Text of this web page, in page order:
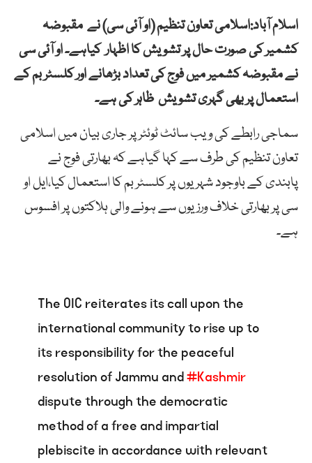
اسلام آباد:اسلامی تعاون تنظیم (او آئی سی) نے مقبوضہ
کشمیر کی صورت حال پر تشویش کا اظہار کیاہے۔ او آئی سی
نے مقبوضہ کشمیر میں فوج کی تعداد بڑھانے اور کلسٹر بم کے
استعمال پر بھی گہری تشویش ظاہر کی ہے۔
سماجی رابطے کی ویب سائٹ ٹوئٹر پر جاری بیان میں اسلامی
تعاون تنظیم کی طرف سے کہا گیاہے کہ بھارتی فوج نے
پابندی کے باوجود شہریوں پر کلسٹر بم کا استعمال کیا،ایل او
سی پر بھارتی خلاف ورزیوں سے ہونے والی ہلاکتوں پر افسوس
ہے۔
The OIC reiterates its call upon the
international community to rise up to
its responsibility for the peaceful
resolution of Jammu and#Kashmir
dispute through the democratic
method of a free and impartial
plebiscite in accordance with relevant